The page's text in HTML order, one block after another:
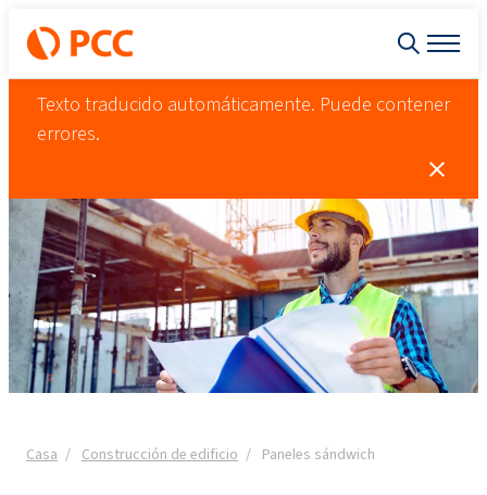
Texto traducido automáticamente. Puede contener
errores.
Casa Construcción de edificio Paneles sándwich